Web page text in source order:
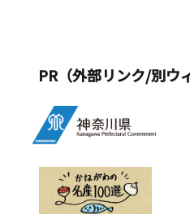
PR（外部リンク/別ウ